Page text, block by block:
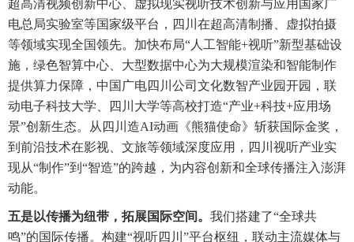
超高清视频创新中心、虚拟现实视听技术创新与应用国家广
电总局实验室等国家级平台，四川在超高清制播、虚拟拍摄
等领域实现全国领先。加快布局“人工智能+视听”新型基础设
施，绿色智算中心、大型数据中心为大规模渲染和智能制作
提供算力保障，中国广电四川公司文化数智产业园开园，联
动电子科技大学、四川大学等高校打造“产业+科技+应用场
景”创新生态。从四川造AI动画《熊猫使命》斩获国际金奖，
到前沿技术在影视、文旅等领域深度应用，四川视听产业实
现从“制作”到“智造”的跨越，为内容创新和全球传播注入澎湃
动能。
五是以传播为纽带，拓展国际空间。 我们搭建了“全球共
鸣”的国际传播。构建“视听四川”平台枢纽，联动主流媒体与